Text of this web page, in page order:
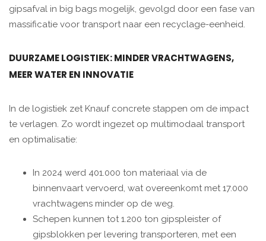
gipsafval in big bags mogelijk, gevolgd door een fase van
massificatie voor transport naar een recyclage-eenheid.
DUURZAME LOGISTIEK: MINDER VRACHTWAGENS,
MEER WATER EN INNOVATIE
In de logistiek zet Knauf concrete stappen om de impact
te verlagen. Zo wordt ingezet op multimodaal transport
en optimalisatie:
In 2024 werd 401.000 ton materiaal via de
binnenvaart vervoerd, wat overeenkomt met 17.000
vrachtwagens minder op de weg.
Schepen kunnen tot 1.200 ton gipspleister of
gipsblokken per levering transporteren, met een